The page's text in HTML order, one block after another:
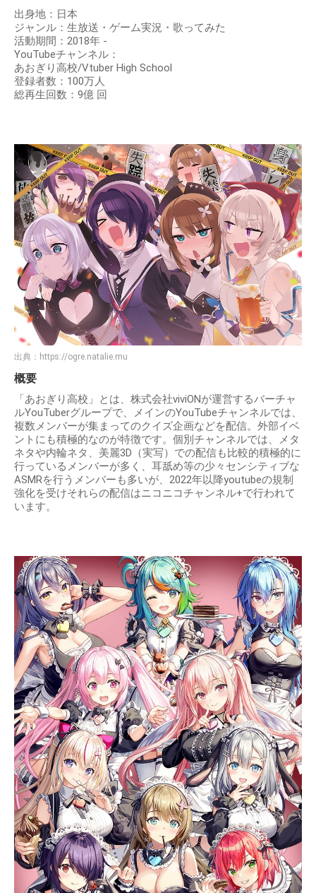
出身地：日本
ジャンル：生放送・ゲーム実況・歌ってみた
活動期間：2018年 -
YouTubeチャンネル：
あおぎり高校/Vtuber High School
登録者数：100万人
総再生回数：9億 回
出典： https://ogre.natalie.mu
概要
「あおぎり高校」とは、株式会社viviONが運営するバーチャ
ルYouTuberグループで、メインのYouTubeチャンネルでは、
複数メンバーが集まってのクイズ企画などを配信。外部イベ
ントにも積極的なのが特徴です。個別チャンネルでは、メタ
ネタや内輪ネタ、美麗3D（実写）での配信も比較的積極的に
行っているメンバーが多く、耳舐め等の少々センシティブな
ASMRを行うメンバーも多いが、2022年以降youtubeの規制
強化を受けそれらの配信はニコニコチャンネル+で行われて
います。